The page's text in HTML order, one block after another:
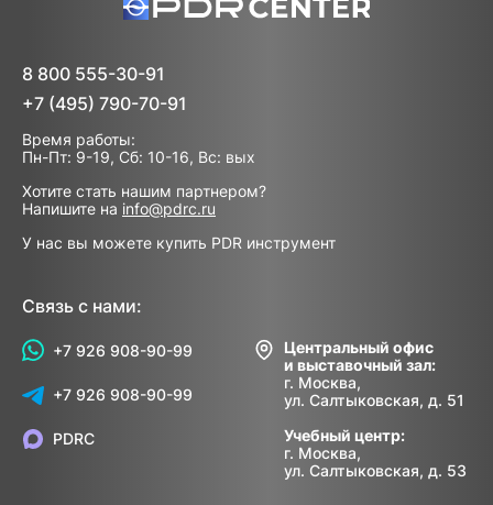
8 800 555-30-91
+7 (495) 790-70-91
Время работы:
Пн-Пт: 9-19, Сб: 10-16, Вс: вых
Хотите стать нашим партнером?
Напишите на info@pdrc.ru
У нас вы можете купить PDR инструмент
Связь с нами:
+7 926 908-90-99
+7 926 908-90-99
Центральный офис
и выставочный зал:
г. Москва,
ул. Салтыковская, д. 51
Учебный центр:
г. Москва,
ул. Салтыковская, д. 53
PDRC